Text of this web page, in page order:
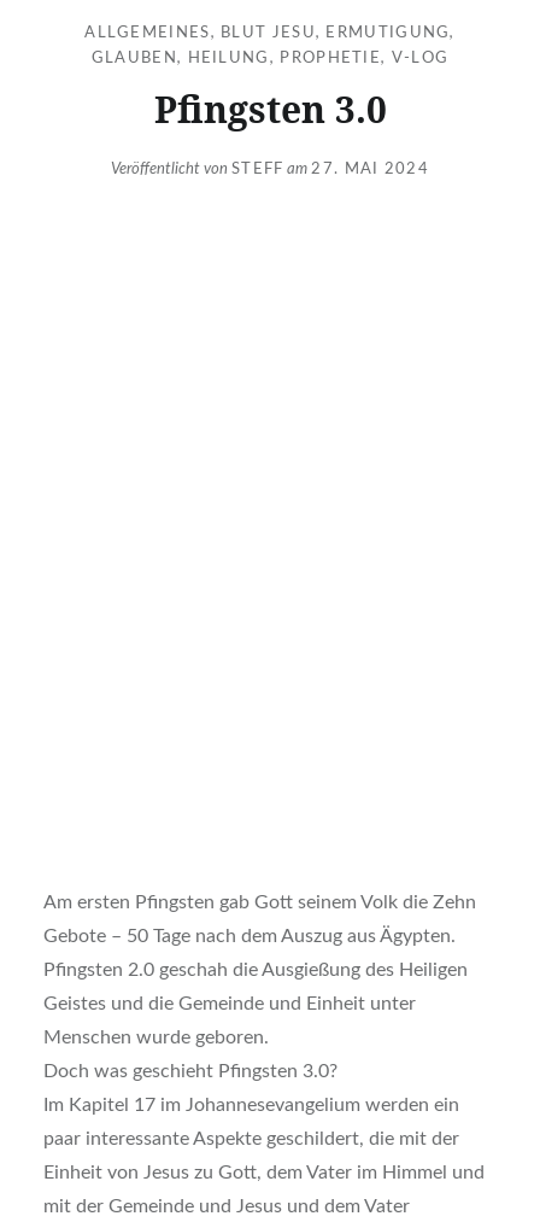
ALLGEMEINES, BLUT JESU, ERMUTIGUNG,
GLAUBEN , HEILUNG , PROPHETIE, V-LOG
Pfingsten 3.0
Veröffentlicht von STEFF am27. MAI 2024
Am ersten Pfingsten gab Gott seinem Volk die Zehn
Gebote – 50 Tage nach dem Auszug aus Ägypten.
Pfingsten 2.0 geschah die Ausgießung des Heiligen
Geistes und die Gemeinde und Einheit unter
Menschen wurde geboren.
Doch was geschieht Pfingsten 3.0?
Im Kapitel 17 im Johannesevangelium werden ein
paar interessante Aspekte geschildert, die mit der
Einheit von Jesus zu Gott, dem Vater im Himmel und
mit der Gemeinde und Jesus und dem Vater